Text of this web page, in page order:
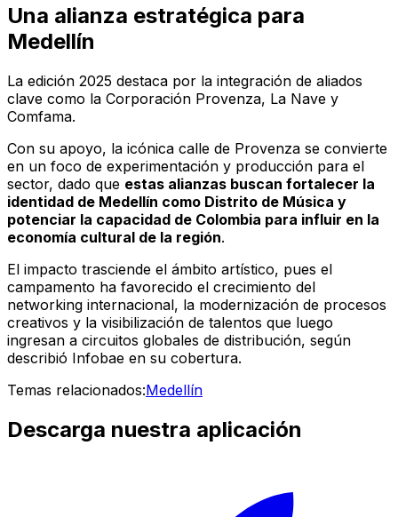
Una alianza estratégica para
Medellín
La edición 2025 destaca por la integración de aliados
clave como la Corporación Provenza, La Nave y
Comfama.
Con su apoyo, la icónica calle de Provenza se convierte
en un foco de experimentación y producción para el
sector, dado que estas alianzas buscan fortalecer la
identidad de Medellín como Distrito de Música y
potenciar la capacidad de Colombia para influir en la
economía cultural de la región.
El impacto trasciende el ámbito artístico, pues el
campamento ha favorecido el crecimiento del
networking internacional, la modernización de procesos
creativos y la visibilización de talentos que luego
ingresan a circuitos globales de distribución, según
describió Infobae en su cobertura.
Temas relacionados:Medellín
Descarga nuestra aplicación